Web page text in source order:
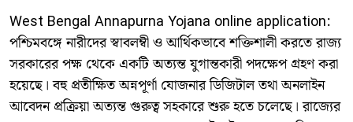
West Bengal Annapurna Yojana online application: ​
পশ্চিমবঙ্গে নারীদের স্বাবলম্বী ও আর্থিকভাবে শক্তিশালী করতে রাজ্য
সরকারের পক্ষ থেকে একটি অত্যন্ত যুগান্তকারী পদক্ষেপ গ্রহণ করা
হয়েছে। বহু প্রতীক্ষিত অন্নপূর্ণা যোজনার ডিজিটাল তথা অনলাইন
আবেদন প্রক্রিয়া অত্যন্ত গুরুত্ব সহকারে শুরু হতে চলেছে। রাজ্যের